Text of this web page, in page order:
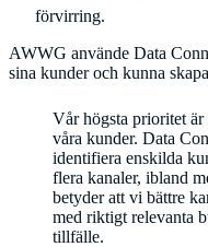
förvirring.
AWWG använde Data
sina kunder och kunna
Vår högsta prioritet är
våra kunder. Data
identifiera enskilda
flera kanaler, ibland
betyder att vi bättre
med riktigt relevanta
tillfälle.